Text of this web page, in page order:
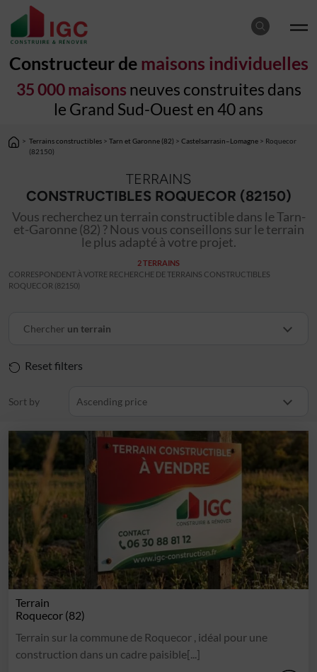
Constructeur de maisons individuelles
35 000 maisons neuves construites dans
le Grand Sud-Ouest en 40 ans
> Terrains constructibles > Tarn et Garonne (82) > Castelsarrasin–Lomagne > Roquecor
(82150)
TERRAINS
CONSTRUCTIBLES ROQUECOR (82150)
Vous recherchez un terrain constructible dans le Tarn-
et-Garonne (82) ? Nous vous conseillons sur le terrain
le plus adapté à votre projet.
2 TERRAINS
CORRESPONDENT À VOTRE RECHERCHE DE TERRAINS CONSTRUCTIBLES
ROQUECOR (82150)
Chercher un terrain
Reset filters
Sort by Ascending price
Terrain
Roquecor (82)
Terrain sur la commune de Roquecor , idéal pour une
construction dans un cadre paisible[...]